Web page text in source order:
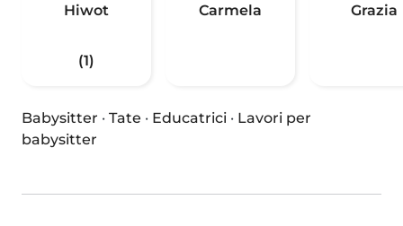
Hiwot
(1)
Carmela Grazia
Babysitter · Tate · Educatrici · Lavori per
babysitter